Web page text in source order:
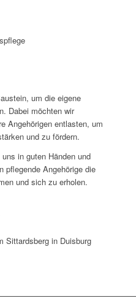
um die eigene
Dabei möchten wir
Angehörigen entlasten, um
und zu fördern.
in guten Händen und
pflegende Angehörige die
und sich zu erholen.
Kino“